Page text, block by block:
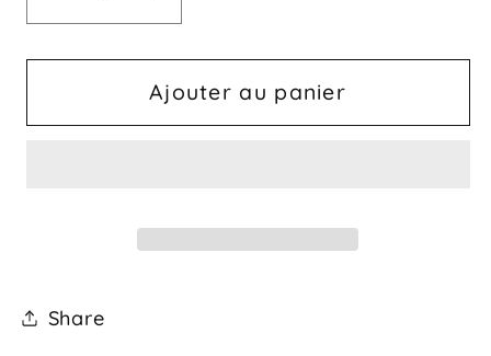
la
quantité
Affiche
la
quantité
de
Affiche
Ajouter au panier
Share